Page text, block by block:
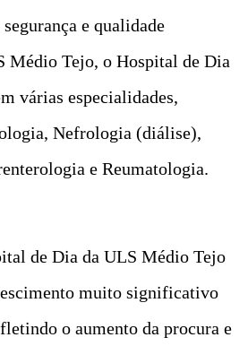
e qualidade
Médio Tejo, o Hospital de Dia
várias especialidades,
Nefrologia (diálise),
e Reumatologia.
de Dia da ULS Médio Tejo
muito significativo
o aumento da procura e